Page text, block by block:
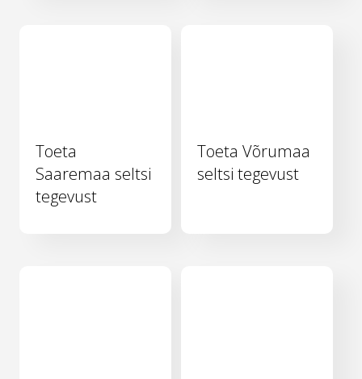
Toeta
Saaremaa seltsi
tegevust
Toeta Võrumaa
seltsi tegevust